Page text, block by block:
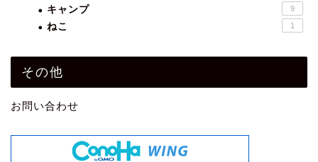
キャンプ 9
ねこ 1
その他
お問い合わせ